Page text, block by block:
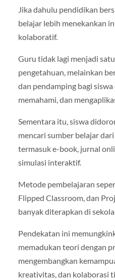
Jika dahulu pendidikan
belajar lebih menekankan
kolaboratif.
Guru tidak lagi menjadi
pengetahuan, melainkan
dan pendamping bagi siswa
memahami, dan
Sementara itu, siswa
mencari sumber belajar
termasuk e-book, jurnal
simulasi interaktif.
Metode pembelajaran
Flipped Classroom, dan
banyak diterapkan di
Pendekatan ini
memadukan teori dengan
mengembangkan
kreativitas, dan kolaborasi